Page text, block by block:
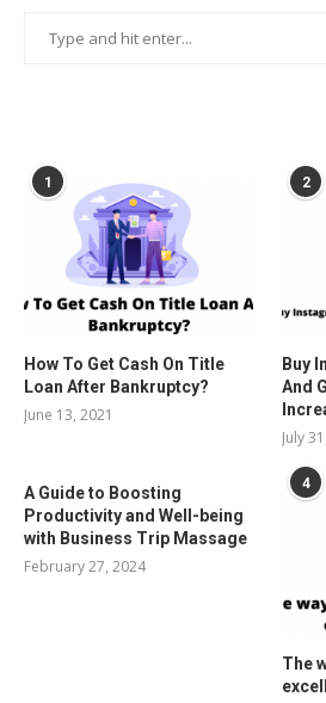
1
How To Get Cash On Title
Loan After Bankruptcy?
June 13, 2021
2
Buy
And
July
A Guide to Boosting
Productivity and Well-being
with Business Trip Massage
February 27, 2024
4
The